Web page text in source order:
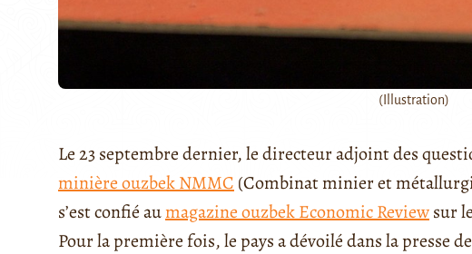
(Illustration)
Le 23 septembre dernier, le directeur adjoint des
minière ouzbek NMMC (Combinat minier et
s’est confié aumagazine ouzbek Economic Reviewsur
Pour la première fois, le pays a dévoilé dans la presse